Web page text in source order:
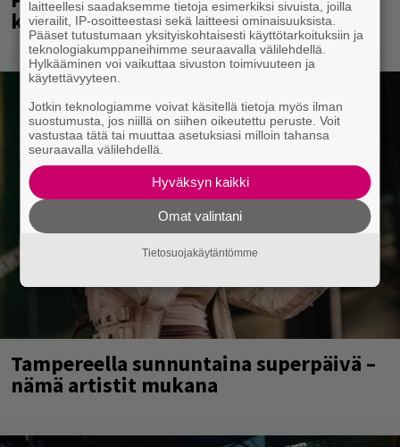
kädessä – näitä puolueita ei kiinnosta
Tampereella sunnuntaina superpäivä –
nämä artistit mukana
laitteellesi saadaksemme tietoja esimerkiksi sivuista, joilla
vierailit, IP-osoitteestasi sekä laitteesi ominaisuuksista.
Pääset tutustumaan yksityiskohtaisesti käyttötarkoituksiin ja
teknologiakumppaneihimme seuraavalla välilehdellä.
Hylkääminen voi vaikuttaa sivuston toimivuuteen ja
käytettävyyteen.
Jotkin teknologiamme voivat käsitellä tietoja myös ilman
suostumusta, jos niillä on siihen oikeutettu peruste. Voit
vastustaa tätä tai muuttaa asetuksiasi milloin tahansa
seuraavalla välilehdellä.
Hyväksyn kaikki
Omat valintani
Tietosuojakäytäntömme